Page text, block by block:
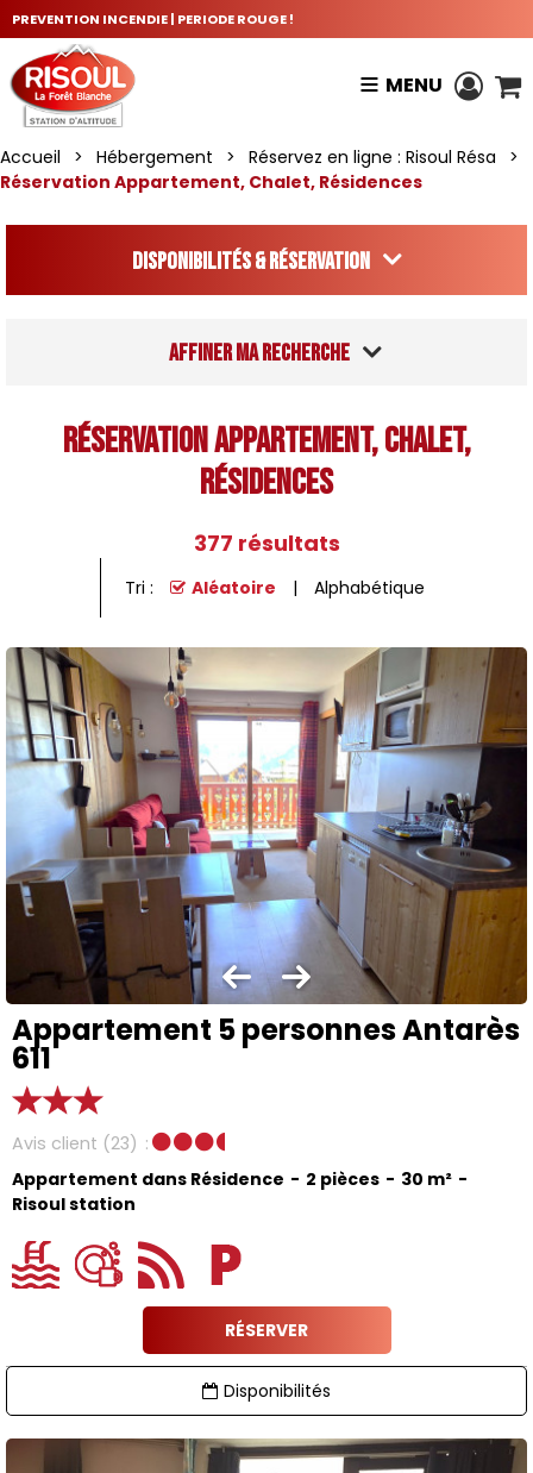
PREVENTION INCENDIE | PERIODE ROUGE !
MENU
Accueil > Hébergement > Réservez en ligne : Risoul Résa
>
Réservation Appartement, Chalet, Résidences
Disponibilités & Réservation
Affiner ma recherche
Réservation Appartement, Chalet,
Résidences
377 résultats
Tri : Aléatoire Alphabétique
Appartement 5 personnes Antarès
611
Avis client (23)
Appartement dans Résidence
2 pièces 30 m²
Risoul station
RÉSERVER
Disponibilités